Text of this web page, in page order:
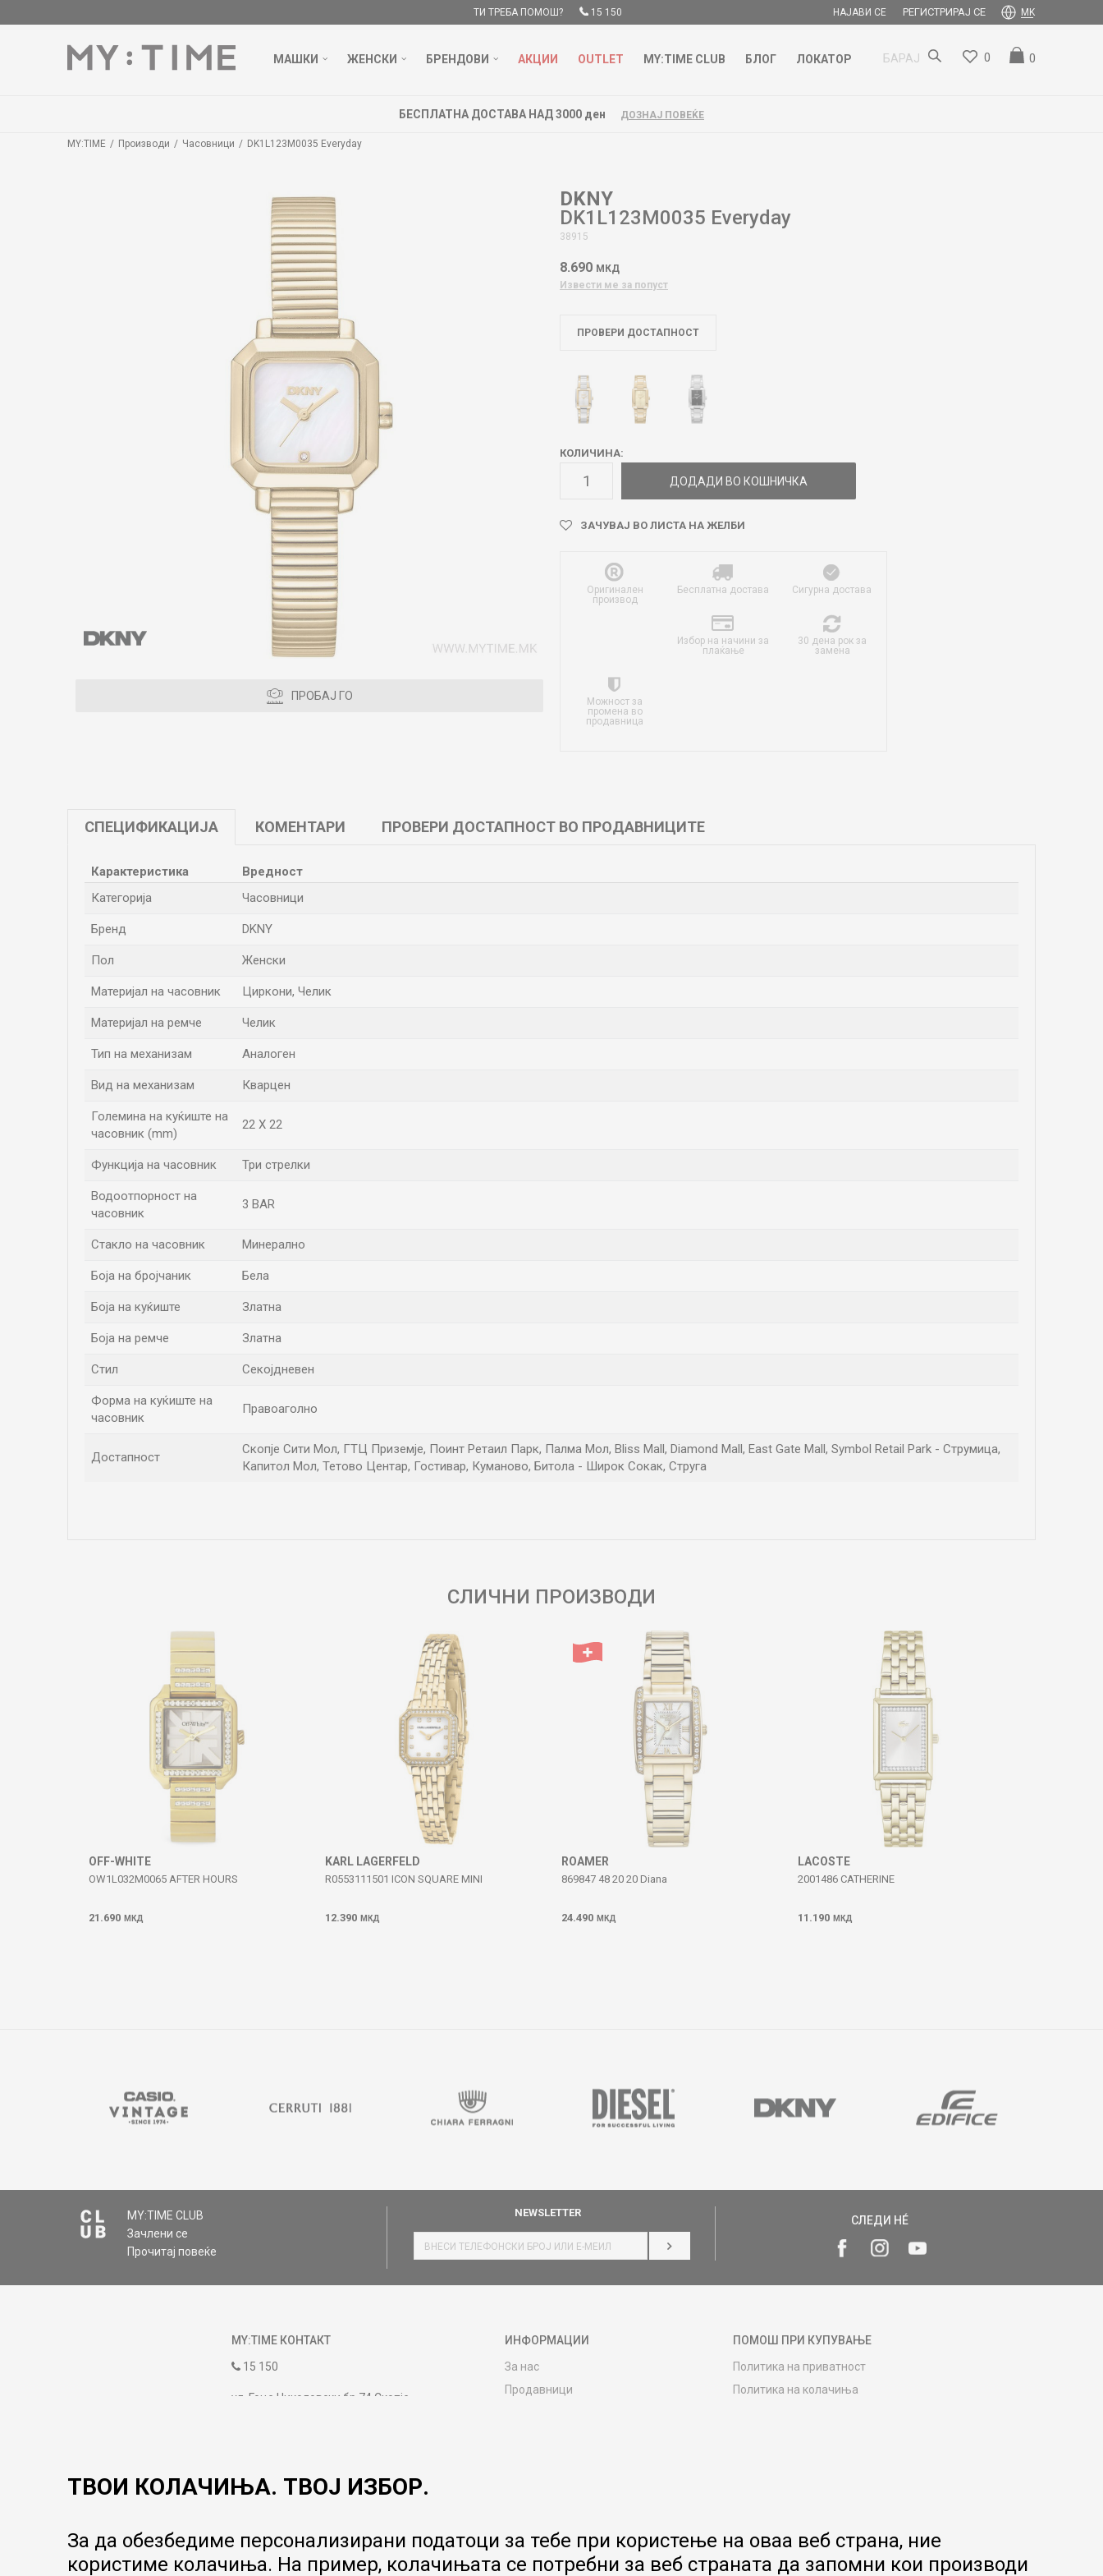
ТИ ТРЕБА ПОМОШ? 15 150 НАЈАВИ СЕ РЕГИСТРИРАЈ СЕ MK
МАШКИ ЖЕНСКИ БРЕНДОВИ АКЦИИ OUTLET MY:TIME CLUB БЛОГ ЛОКАТОР БАРАЈ 0
0
БЕСПЛАТНА ДОСТАВА НАД 3000 ден ДОЗНАЈ ПОВЕЌЕ
MY:TIME Производи Часовници DK1L123M0035 Everyday
ПРОБАЈ ГО
DKNY
DK1L123M0035 Everyday
38915
8.690 МКД
Извести ме за попуст
ПРОВЕРИ ДОСТАПНОСТ
КОЛИЧИНА:
ДОДАДИ ВО КОШНИЧКА
ЗАЧУВАЈ ВО ЛИСТА НА ЖЕЛБИ
Оригинален
производ
Бесплатна достава Сигурна достава
Избор на начини за
плаќање
30 дена рок за
замена
Можност за
промена во
продавница
СПЕЦИФИКАЦИЈА КОМЕНТАРИ ПРОВЕРИ ДОСТАПНОСТ ВО ПРОДАВНИЦИТЕ
Карактеристика
Вредност
Категорија
Часовници
Бренд DKNY
Пол Женски
Материјал на часовник Циркони, Челик
Материјал на ремче Челик
Тип на механизам Аналоген
Вид на механизам Кварцен
Големина на куќиште на
часовник (mm)
22 X 22
Функција на часовник Три стрелки
Водоотпорност на
часовник
3 BAR
Стакло на часовник Минерално
Боја на бројчаник Бела
Боја на куќиште Златна
Боја на ремче Златна
Стил Секојдневен
Форма на куќиште на
часовник
Правоаголно
Достапност
Скопје Сити Мол, ГТЦ Приземје, Поинт Ретаил Парк, Палма Мол, Bliss Mall, Diamond Mall, East Gate Mall, Symbol Retail Park - Струмица,
Капитол Мол, Тетово Центар, Гостивар, Куманово, Битола - Широк Сокак, Струга
СЛИЧНИ ПРОИЗВОДИ
OFF-WHITE
OW1L032M0065 AFTER HOURS
21.690 МКД
KARL LAGERFELD
R0553111501 ICON SQUARE MINI
12.390 МКД
ROAMER
869847 48 20 20 Diana
24.490 МКД
LACOSTE
2001486 CATHERINE
11.190 МКД
MY:TIME CLUB
Зачлени се
Прочитај повеќе
NEWSLETTER
НАЈАВИ СЕ
СЛЕДИ НÉ
MY:TIME КОНТАКТ
15 150
ул. Гоце Николовски бр.74 Скопје
09:00 до 17:00
ИНФОРМАЦИИ
За нас
Продавници
Гаранција за производ
ПОМОШ ПРИ КУПУВАЊЕ
Политика на приватност
Политика на колачиња
Product Finder
ТВОИ КОЛАЧИЊА. ТВОЈ ИЗБОР.
За да обезбедиме персонализирани податоци за тебе при користење на оваа веб страна, ние
користиме колачиња. На пример, колачињата се потребни за веб страната да запомни кои производи